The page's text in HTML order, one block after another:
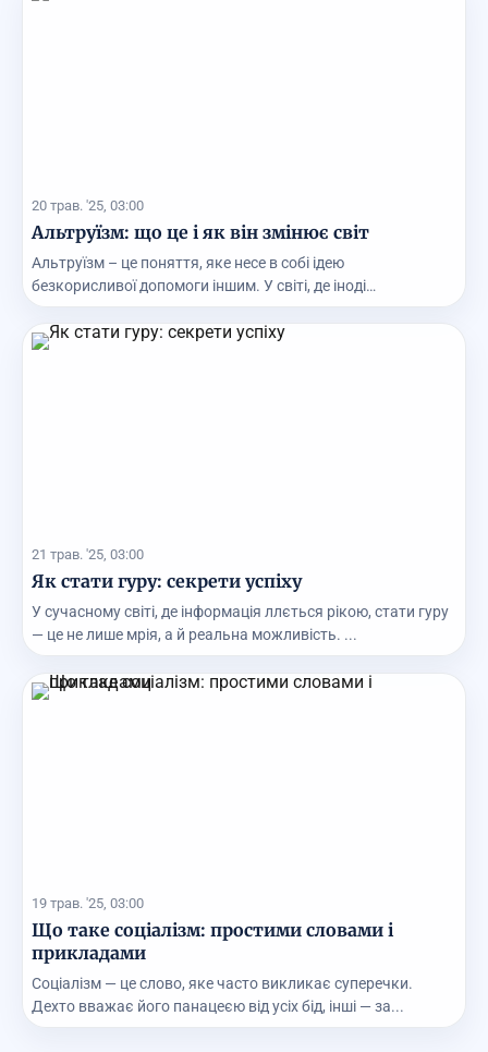
20 трав. '25, 03:00
Альтруїзм: що це і як він змінює світ
Альтруїзм – це поняття, яке несе в собі ідею
безкорисливої допомоги іншим. У світі, де іноді
21 трав. '25, 03:00
Як стати гуру: секрети успіху
У сучасному світі, де інформація ллється рікою, стати гуру
— це не лише мрія, а й реальна можливість. ...
19 трав. '25, 03:00
Що таке соціалізм: простими словами і
прикладами
Соціалізм — це слово, яке часто викликає суперечки.
Дехто вважає його панацеєю від усіх бід, інші — за...